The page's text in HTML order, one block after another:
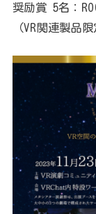
奨励賞 5名：
（VR関連製品限